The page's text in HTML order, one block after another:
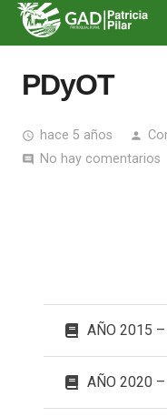
PDyOT
access_time hace 5 años person
comment No hay comentarios
AÑO 2015
AÑO 2020